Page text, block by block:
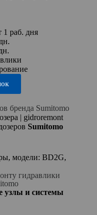
1 раб. дня
бренда Sumitomo
Sumitomo
модели: BD2G,
гидравлики
узлы и системы